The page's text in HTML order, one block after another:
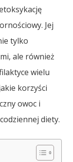
Jej
tylko
ale również
wielu
korzyści
owoc i
diety.